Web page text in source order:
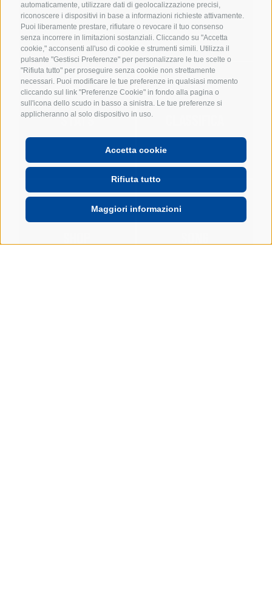
automaticamente, utilizzare dati di geolocalizzazione precisi,
riconoscere i dispositivi in base a informazioni richieste attivamente.
Puoi liberamente prestare, rifiutare o revocare il tuo consenso
senza incorrere in limitazioni sostanziali. Cliccando su "Accetta
cookie," acconsenti all'uso di cookie e strumenti simili. Utilizza il
pulsante "Gestisci Preferenze" per personalizzare le tue scelte o
"Rifiuta tutto" per proseguire senza cookie non strettamente
necessari. Puoi modificare le tue preferenze in qualsiasi momento
cliccando sul link "Preferenze Cookie" in fondo alla pagina o
sull'icona dello scudo in basso a sinistra. Le tue preferenze si
applicheranno al solo dispositivo in uso.
Accetta cookie
Rifiuta tutto
Maggiori informazioni
STATS